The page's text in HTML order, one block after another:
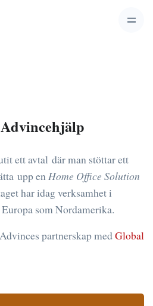
ett avtal där man stöttar ett
upp enHome Office Solution
har idag verksamhet i
som Nordamerika.
partnerskap medGlobal